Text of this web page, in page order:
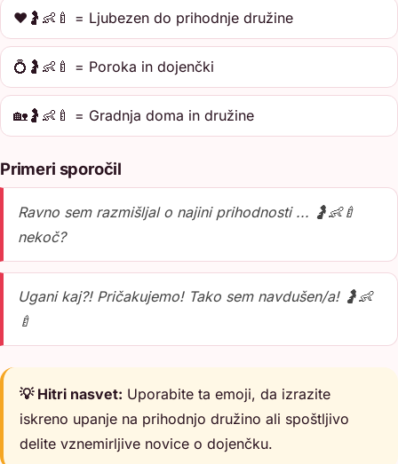
❤️🤰👶🍼 = Ljubezen do prihodnje družine
💍🤰👶🍼 = Poroka in dojenčki
🏡🤰👶🍼 = Gradnja doma in družine
Primeri sporočil
Ravno sem razmišljal o najini prihodnosti ... 🤰👶🍼
nekoč?
Ugani kaj?! Pričakujemo! Tako sem navdušen/a! 🤰👶
🍼
💡 Hitri nasvet: Uporabite ta emoji, da izrazite
iskreno upanje na prihodnjo družino ali spoštljivo
delite vznemirljive novice o dojenčku.